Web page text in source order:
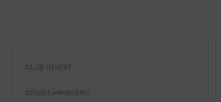
CLUB INVEST
AGENCES IMMOBILIERES